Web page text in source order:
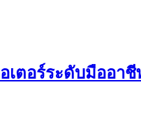
อเตอร์ระดับมืออา